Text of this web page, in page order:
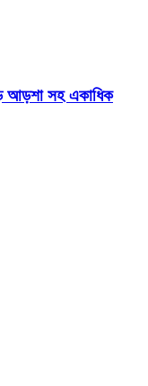
আড়শা সহ একাধিক